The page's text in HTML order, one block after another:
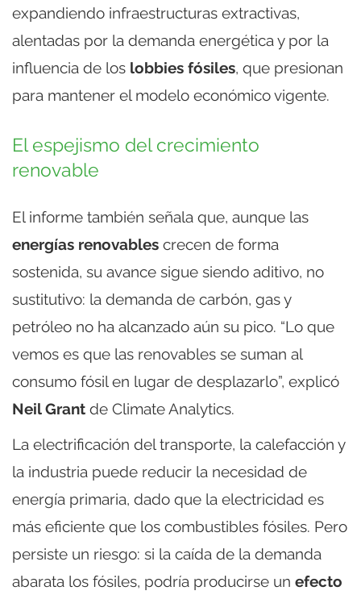
expandiendo infraestructuras extractivas,
alentadas por la demanda energética y por la
influencia de los lobbies fósiles, que presionan
para mantener el modelo económico vigente.
El espejismo del crecimiento
renovable
El informe también señala que, aunque las
energías renovables crecen de forma
sostenida, su avance sigue siendo aditivo, no
sustitutivo: la demanda de carbón, gas y
petróleo no ha alcanzado aún su pico. “Lo que
vemos es que las renovables se suman al
consumo fósil en lugar de desplazarlo”, explicó
Neil Grant de Climate Analytics.
La electrificación del transporte, la calefacción y
la industria puede reducir la necesidad de
energía primaria, dado que la electricidad es
más eficiente que los combustibles fósiles. Pero
persiste un riesgo: si la caída de la demanda
abarata los fósiles, podría producirse un efecto